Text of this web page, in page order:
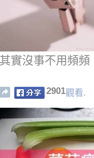
其實沒事不用頻頻
2901觀看.